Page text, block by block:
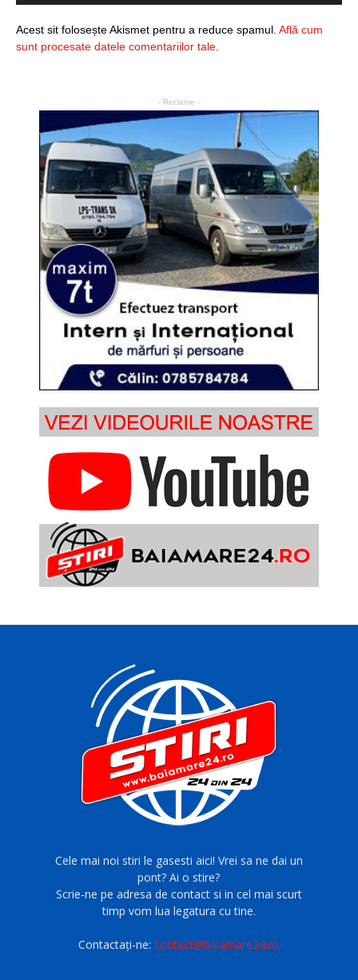
Acest sit folosește Akismet pentru a reduce spamul. Află cum
sunt procesate datele comentariilor tale
- Reclame -
Cele mai noi stiri le gasesti aici! Vrei sa ne dai un
pont? Ai o stire?
Scrie-ne pe adresa de contact si in cel mai scurt
timp vom lua legatura cu tine.
Contactați-ne:contact@baiamare24.ro